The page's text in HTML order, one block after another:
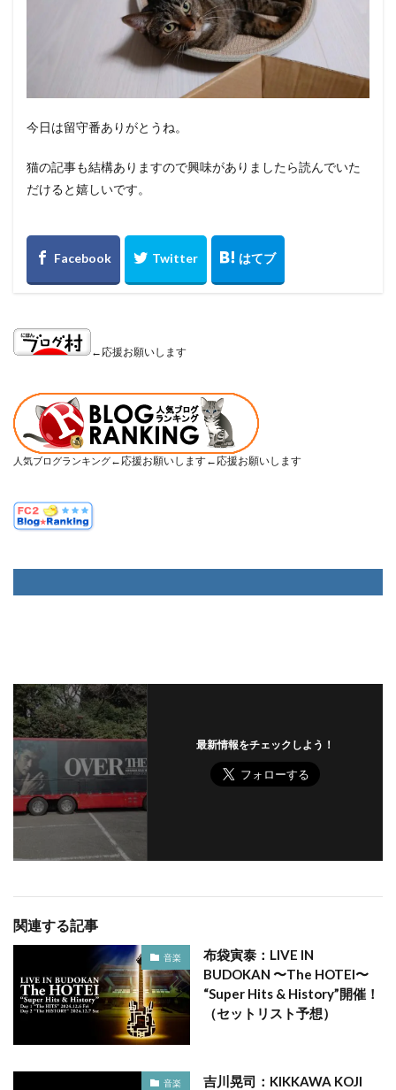
今日は留守番ありがとうね。
猫の記事も結構ありますので興味がありましたら読んでいた
だけると嬉しいです。
←応援お願いします
人気ブログランキング←応援お願いします←応援お願いします
最新情報をチェックしよう！
関連する記事
音楽
布袋寅泰：LIVE IN
BUDOKAN 〜The HOTEI〜
“Super Hits & History”開催！
（セットリスト予想）
音楽
吉川晃司：KIKKAWA KOJI